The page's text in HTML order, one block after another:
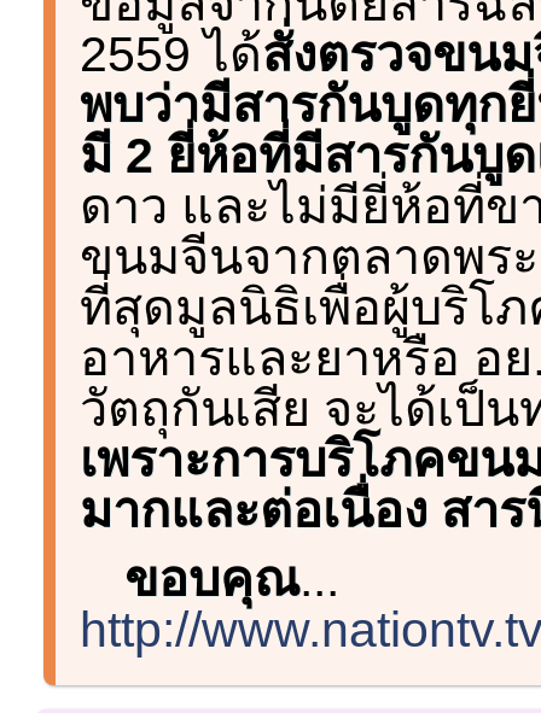
2559 ได้สั่งตรวจขน
พบว่ามีสารกันบูดทุก
มี 2 ยี่ห้อที่มีสารกันบู
ดาว และไม่มียี่ห้อที่ข
ขนมจีนจากตลาดพร
ที่สุดมูลนิธิเพื่อผู้บริโภ
อาหารและยาหรือ อ
วัตถุกันเสีย จะได้เป็
เพราะการบริโภคข
มากและต่อเนื่อง สา
ขอบคุณ...
http://